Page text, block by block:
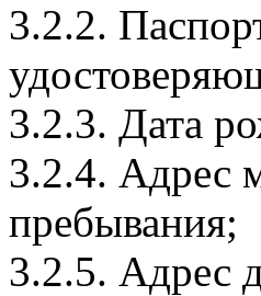
3.2.2.
3.2.3. Дата
3.2.4. Адрес
пребывания;
3.2.5. Адрес